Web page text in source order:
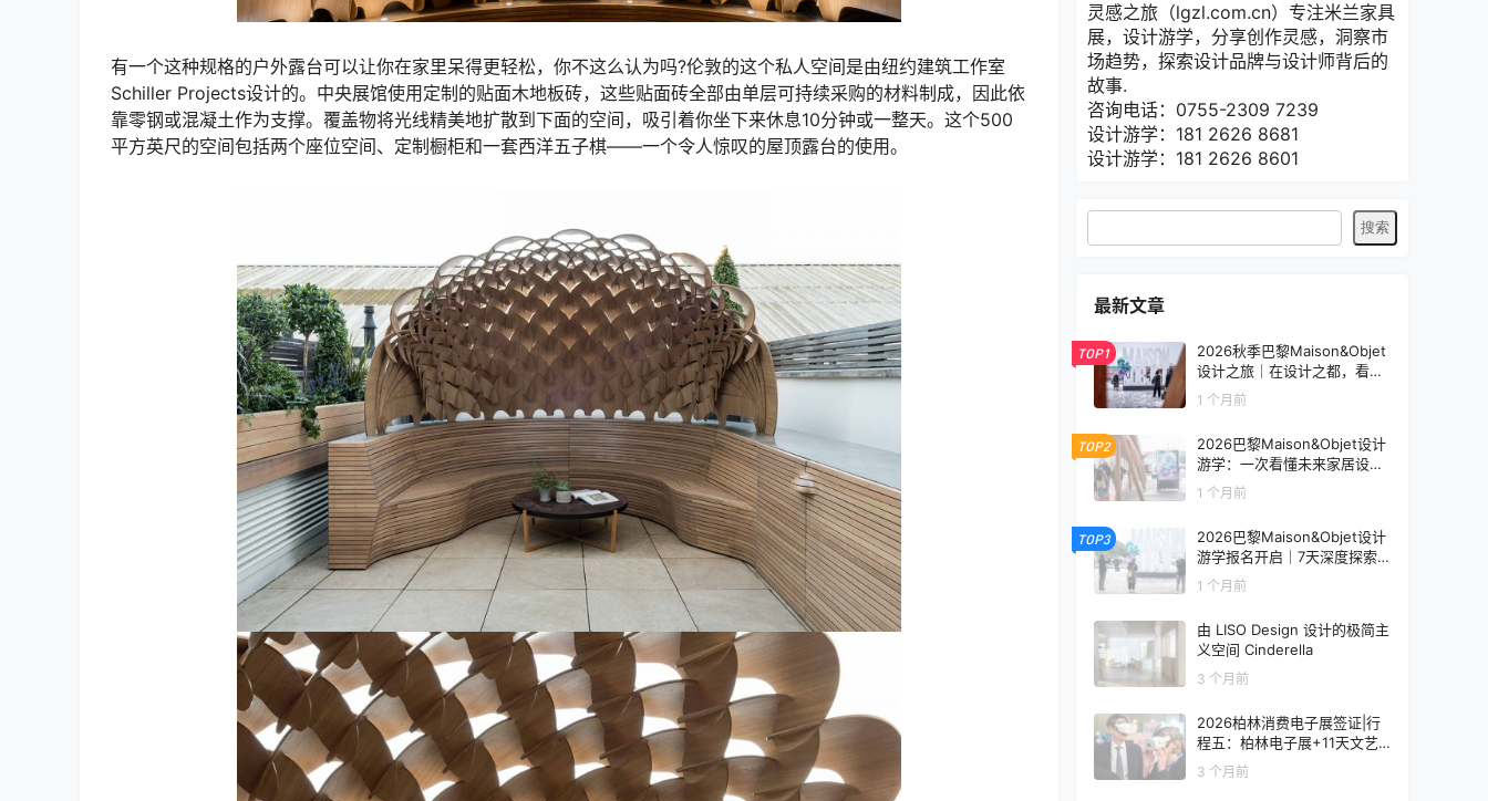
有一个这种规格的户外露台可以让你在家里呆得更轻松，你不这么认为吗?伦敦的这个私人空间是由纽约建筑工作室
Schiller Projects设计的。中央展馆使用定制的贴面木地板砖，这些贴面砖全部由单层可持续采购的材料制成，因此依
靠零钢或混凝土作为支撑。覆盖物将光线精美地扩散到下面的空间，吸引着你坐下来休息10分钟或一整天。这个500
平方英尺的空间包括两个座位空间、定制橱柜和一套西洋五子棋——一个令人惊叹的屋顶露台的使用。
灵感之旅（lgzl.com.cn）专注米兰家具
展，设计游学，分享创作灵感，洞察市
场趋势，探索设计品牌与设计师背后的
故事.
咨询电话：0755-2309 7239
设计游学：181 2626 8681
设计游学：181 2626 8601
最新文章
TOP1
2026秋季巴黎Maison&Objet
设计之旅｜在设计之都，看见
未来生活的模样
1 个月前
TOP2
2026巴黎Maison&Objet设计
游学：一次看懂未来家居设计
趋势
1 个月前
TOP3
2026巴黎Maison&Objet设计
游学报名开启｜7天深度探索
全球家居设计趋势
1 个月前
由 LISO Design 设计的极简主
义空间 Cinderella
3 个月前
2026柏林消费电子展签证|行
程五：柏林电子展+11天文艺
复兴之旅
3 个月前